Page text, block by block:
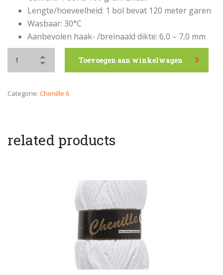
Lengte/hoeveelheid: 1 bol bevat 120 meter garen
Wasbaar: 30°C
Aanbevolen haak- /breinaald dikte: 6,0 – 7,0 mm
Toevoegen aan winkelwagen
Categorie: Chenille 6
related products